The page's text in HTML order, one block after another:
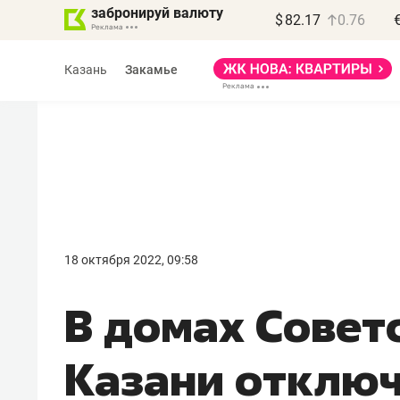
забронируй валюту $ 82.17 0.76
Казань Закамье
18 октября 2022, 09:58
В домах
Казани
правил, бизнес может
потерять минимум